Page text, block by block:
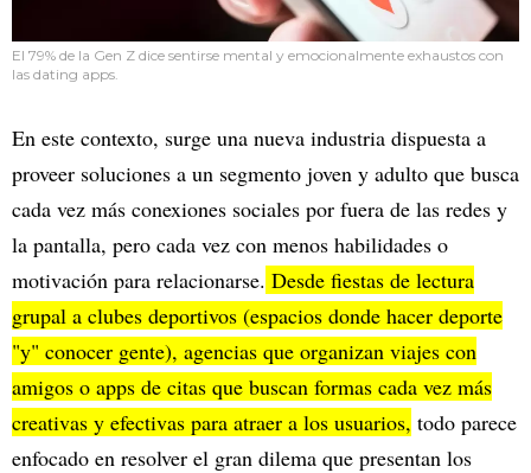
El 79% de la Gen Z dice sentirse mental y emocionalmente exhaustos con
las dating apps.
En este contexto, surge una nueva industria dispuesta a
proveer soluciones a un segmento joven y adulto que busca
cada vez más conexiones sociales por fuera de las redes y
la pantalla, pero cada vez con menos habilidades o
motivación para relacionarse. Desde fiestas de lectura
grupal a clubes deportivos (espacios donde hacer deporte
"y" conocer gente), agencias que organizan viajes con
amigos o apps de citas que buscan formas cada vez más
creativas y efectivas para atraer a los usuarios, todo parece
enfocado en resolver el gran dilema que presentan los